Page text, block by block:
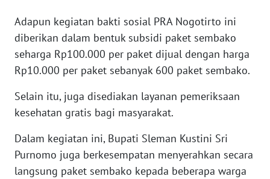
Adapun kegiatan bakti sosial PRA Nogotirto ini
diberikan dalam bentuk subsidi paket sembako
seharga Rp100.000 per paket dijual dengan harga
Rp10.000 per paket sebanyak 600 paket sembako.
Selain itu, juga disediakan layanan pemeriksaan
kesehatan gratis bagi masyarakat.
Dalam kegiatan ini, Bupati Sleman Kustini Sri
Purnomo juga berkesempatan menyerahkan secara
langsung paket sembako kepada beberapa warga
WN
SERAMBI
JAMBI
SULTRA
WN